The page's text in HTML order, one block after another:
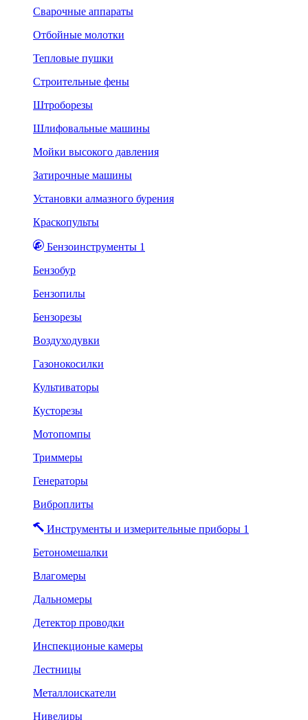
Сварочные аппараты
Отбойные молотки
Тепловые пушки
Строительные фены
Штроборезы
Шлифовальные машины
Мойки высокого давления
Затирочные машины
Установки алмазного бурения
Краскопульты
Бензоинструменты 1
Бензобур
Бензопилы
Бензорезы
Воздуходувки
Газонокосилки
Культиваторы
Кусторезы
Мотопомпы
Триммеры
Генераторы
Виброплиты
Инструменты и измерительные приборы 1
Бетономешалки
Влагомеры
Дальномеры
Детектор проводки
Инспекционые камеры
Лестницы
Металлоискатели
Нивелиры